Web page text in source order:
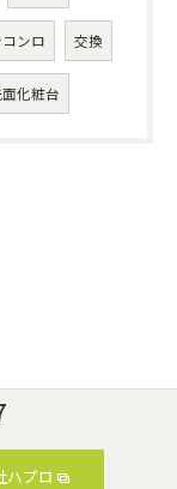
ンロ 交換
面化粧台
ハプロ